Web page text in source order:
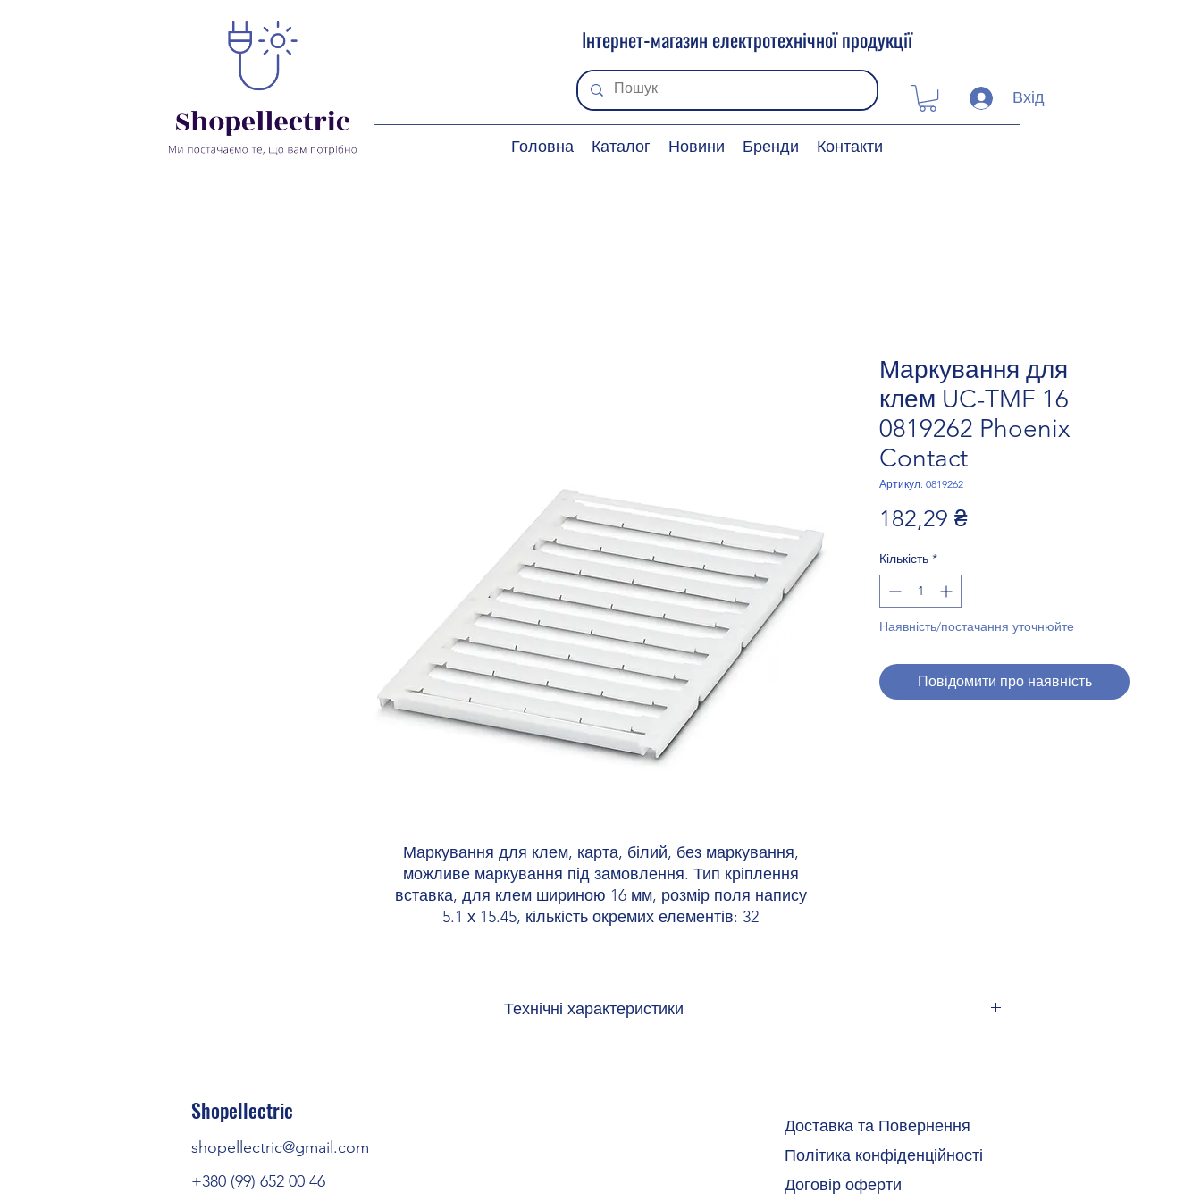
Інтернет-магазин електротехнічної продукції
Вхід
Головна Каталог Новини Бренди Контакти
Маркування для
клем UC-TMF 16
0819262 Phoenix
Contact
Артикул: 0819262
182,29 ₴Ціна
Кількість *
Наявність/постачання уточнюйте
Повідомити про наявність
Маркування для клем, карта, білий, без маркування,
можливе маркування під замовлення. Тип кріплення
вставка, для клем шириною 16 мм, розмір поля напису
5.1 х 15.45, кількість окремих елементів: 32
Технічні характеристики
Протипожежний захист рейкових ТЗ (DIN EN 45545-2) R23 HL 1 - HL 2
Протипожежний захист рейкових ТЗ (DIN EN 45545-2) R24 HL 1 - HL 2
Випробування на речовини, що перешкоджають змочуванню фарбою (відповідність LABS) VDMA 24364-A1-L:2018-05
Shopellectric
shopellectric@gmail.com
+380 (99) 652 00 46
Доставка та Повернення
Політика конфіденційності
Договір оферти